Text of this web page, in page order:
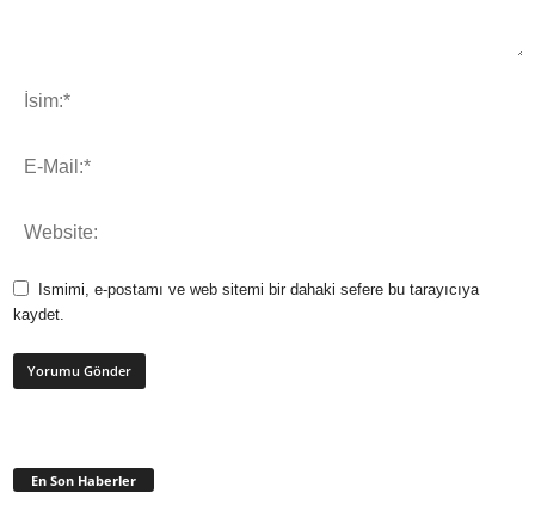
Ismimi, e-postamı ve web sitemi bir dahaki sefere bu tarayıcıya
kaydet.
En Son Haberler